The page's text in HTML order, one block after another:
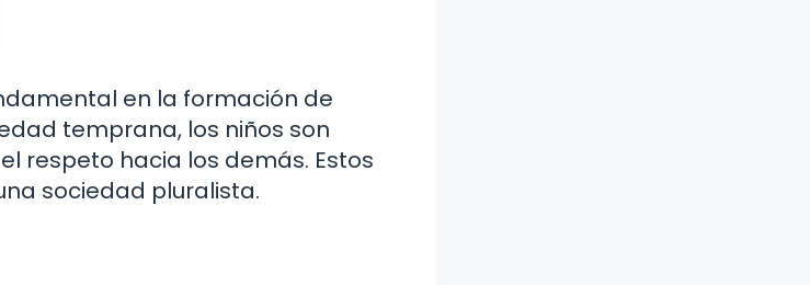
en la formación de
temprana, los niños son
respeto hacia los demás. Estos
sociedad pluralista.